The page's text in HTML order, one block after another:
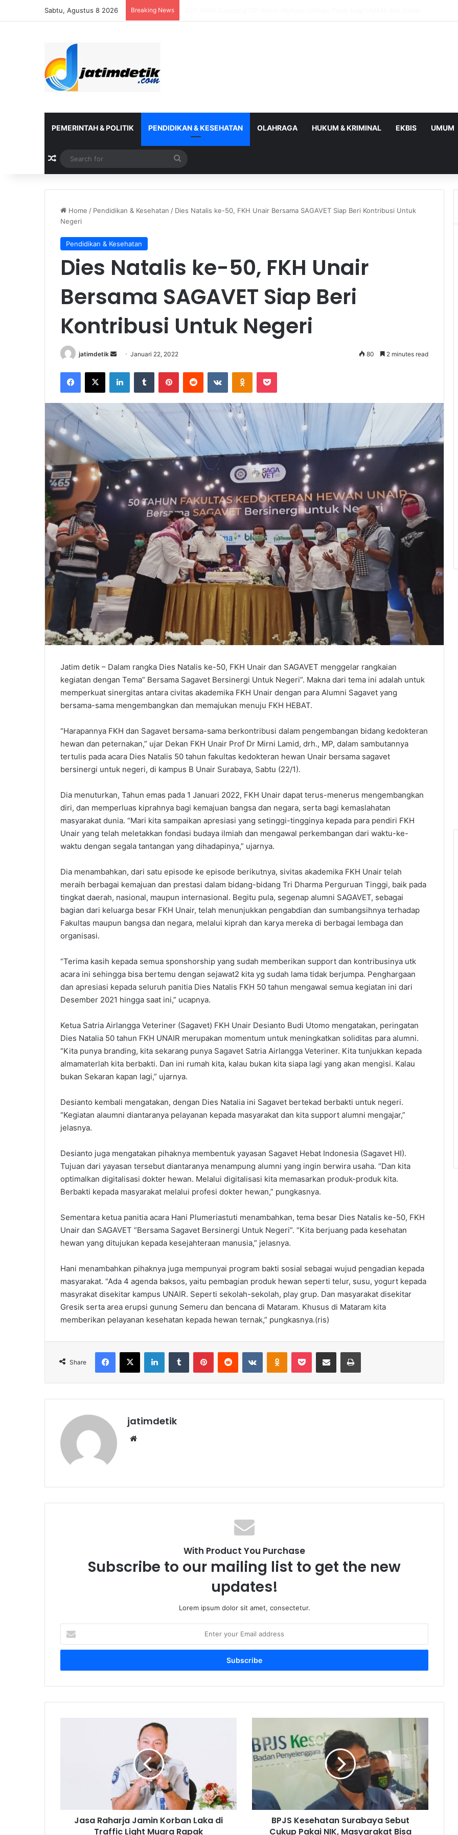
Sabtu, Agustus 8 2026 Breaking News
PEMERINTAH & POLITIK PENDIDIKAN & KESEHATAN OLAHRAGA HUKUM & KRIMINAL EKBIS UMUM
Random Article
for
Home / Pendidikan & Kesehatan / Dies Natalis ke-50, FKH Unair Bersama SAGAVET Siap Beri Kontribusi Untuk
Negeri
Pendidikan & Kesehatan
Dies Natalis ke-50, FKH Unair
Bersama SAGAVET Siap Beri
Kontribusi Untuk Negeri
jatimdetik
Send
email
Januari 22, 2022 80 2 minutes read
Facebook
X LinkedInTumblr PinterestReddit VKontakteOdnoklassniki
Pocket
Jatim detik – Dalam rangka Dies Natalis ke-50, FKH Unair dan SAGAVET menggelar rangkaian
kegiatan dengan Tema” Bersama Sagavet Bersinergi Untuk Negeri”. Makna dari tema ini adalah untuk
memperkuat sinergitas antara civitas akademika FKH Unair dengan para Alumni Sagavet yang
bersama-sama mengembangkan dan memajukan menuju FKH HEBAT.
“Harapannya FKH dan Sagavet bersama-sama berkontribusi dalam pengembangan bidang kedokteran
hewan dan peternakan,” ujar Dekan FKH Unair Prof Dr Mirni Lamid, drh., MP, dalam sambutannya
tertulis pada acara Dies Natalis 50 tahun fakultas kedokteran hewan Unair bersama sagavet
bersinergi untuk negeri, di kampus B Unair Surabaya, Sabtu (22/1).
Dia menuturkan, Tahun emas pada 1 Januari 2022, FKH Unair dapat terus-menerus mengembangkan
diri, dan memperluas kiprahnya bagi kemajuan bangsa dan negara, serta bagi kemaslahatan
masyarakat dunia. “Mari kita sampaikan apresiasi yang setinggi-tingginya kepada para pendiri FKH
Unair yang telah meletakkan fondasi budaya ilmiah dan mengawal perkembangan dari waktu-ke-
waktu dengan segala tantangan yang dihadapinya,” ujarnya.
Dia menambahkan, dari satu episode ke episode berikutnya, sivitas akademika FKH Unair telah
meraih berbagai kemajuan dan prestasi dalam bidang-bidang Tri Dharma Perguruan Tinggi, baik pada
tingkat daerah, nasional, maupun internasional. Begitu pula, segenap alumni SAGAVET, sebagai
bagian dari keluarga besar FKH Unair, telah menunjukkan pengabdian dan sumbangsihnya terhadap
Fakultas maupun bangsa dan negara, melalui kiprah dan karya mereka di berbagai lembaga dan
organisasi.
“Terima kasih kepada semua sponshorship yang sudah memberikan support dan kontribusinya utk
acara ini sehingga bisa bertemu dengan sejawat2 kita yg sudah lama tidak berjumpa. Penghargaan
dan apresiasi kepada seluruh panitia Dies Natalis FKH 50 tahun mengawal semua kegiatan ini dari
Desember 2021 hingga saat ini,” ucapnya.
Ketua Satria Airlangga Veteriner (Sagavet) FKH Unair Desianto Budi Utomo mengatakan, peringatan
Dies Natalia 50 tahun FKH UNAIR merupakan momentum untuk meningkatkan soliditas para alumni.
“Kita punya branding, kita sekarang punya Sagavet Satria Airlangga Veteriner. Kita tunjukkan kepada
almamaterlah kita berbakti. Dan ini rumah kita, kalau bukan kita siapa lagi yang akan mengisi. Kalau
bukan Sekaran kapan lagi,” ujarnya.
Desianto kembali mengatakan, dengan Dies Natalia ini Sagavet bertekad berbakti untuk negeri.
“Kegiatan alaumni diantaranya pelayanan kepada masyarakat dan kita support alumni mengajar,”
jelasnya.
Desianto juga mengatakan pihaknya membentuk yayasan Sagavet Hebat Indonesia (Sagavet HI).
Tujuan dari yayasan tersebut diantaranya menampung alumni yang ingin berwira usaha. “Dan kita
optimalkan digitalisasi dokter hewan. Melalui digitalisasi kita memasarkan produk-produk kita.
Berbakti kepada masyarakat melalui profesi dokter hewan,” pungkasnya.
Sementara ketua panitia acara Hani Plumeriastuti menambahkan, tema besar Dies Natalis ke-50, FKH
Unair dan SAGAVET ”Bersama Sagavet Bersinergi Untuk Negeri”. “Kita berjuang pada kesehatan
hewan yang ditujukan kepada kesejahteraan manusia,” jelasnya.
Hani menambahkan pihaknya juga mempunyai program bakti sosial sebagai wujud pengadian kepada
masyarakat. “Ada 4 agenda baksos, yaitu pembagian produk hewan seperti telur, susu, yogurt kepada
masyrakat disekitar kampus UNAIR. Seperti sekolah-sekolah, play grup. Dan masyarakat disekitar
Gresik serta area erupsi gunung Semeru dan bencana di Mataram. Khusus di Mataram kita
memberikan pelayanan kesehatan kepada hewan ternak,” pungkasnya.(ris)
Share
Facebook
X LinkedInTumblr PinterestReddit VKontakteOdnoklassniki
Pocket Share via Email Print
jatimdetik
With Product You Purchase
Subscribe to our mailing list to get the new
updates!
Lorem ipsum dolor sit amet, consectetur.
your
Email
RapakJasa Raharja Jamin Korban Laka di
Traffic Light Muara Rapak
Surabaya
Sebut
Cukup
Masyarakat
Bisa
BerobatBPJS Kesehatan Surabaya Sebut
Cukup Pakai NIK, Masyarakat Bisa